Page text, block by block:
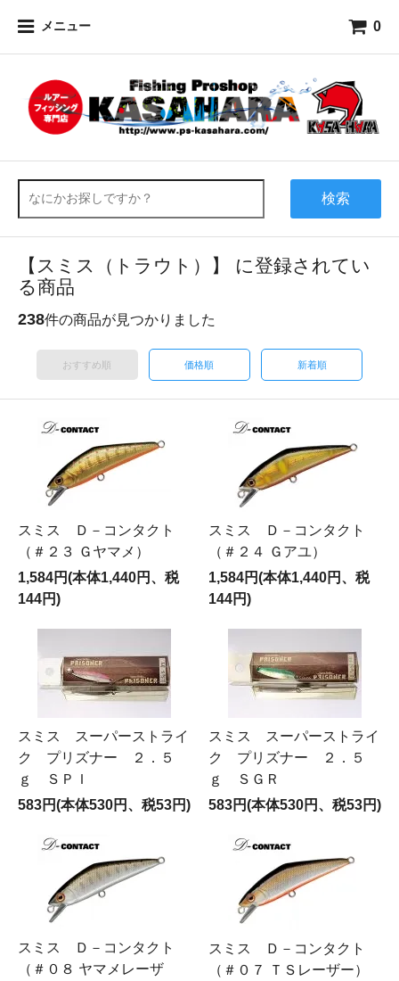
メニュー 0
検索
【スミス（トラウト）】 に登録されてい
る商品
238件の商品が見つかりました
おすすめ順 価格順 新着順
スミス Ｄ－コンタクト
（＃２３ Ｇヤマメ）
1,584円(本体1,440円、税
144円)
スミス Ｄ－コンタクト
（＃２４ Ｇアユ）
1,584円(本体1,440円、税
144円)
スミス スーパーストライ
ク プリズナー ２．５
ｇ ＳＰＩ
583円(本体530円、税53円)
スミス スーパーストライ
ク プリズナー ２．５
ｇ ＳＧＲ
583円(本体530円、税53円)
スミス Ｄ－コンタクト
（＃０８ ヤマメレーザ
スミス Ｄ－コンタクト
（＃０７ ＴＳレーザー）